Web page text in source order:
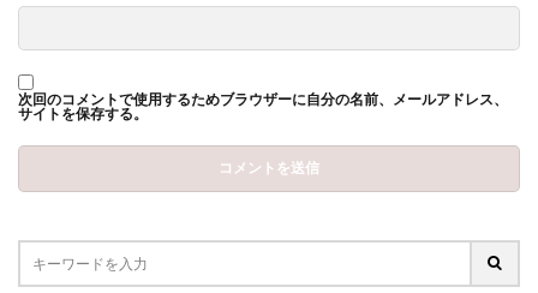
次回のコメントで使用するためブラウザーに自分の名前、メールアドレス、
サイトを保存する。